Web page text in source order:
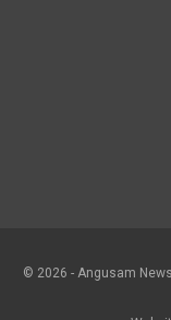
© 2026 - Angusam